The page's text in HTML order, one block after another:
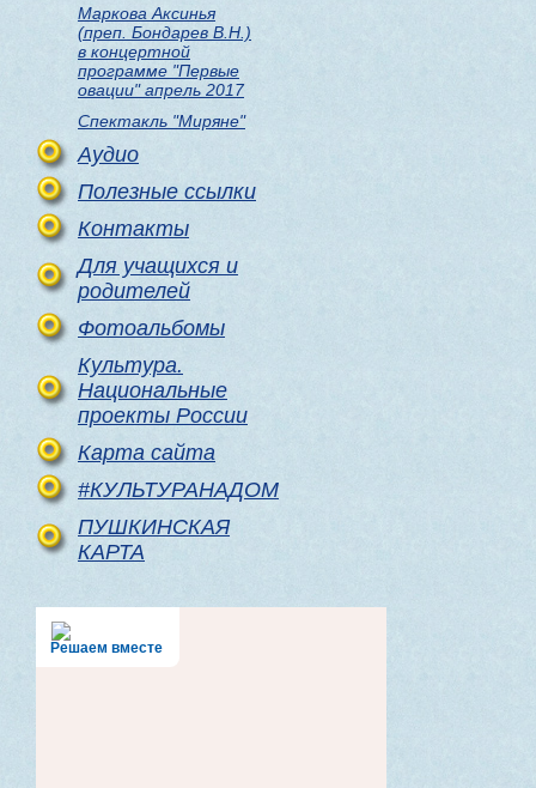
Маркова Аксинья
(преп. Бондарев В.Н.)
в концертной
программе "Первые
овации" апрель 2017
Спектакль "Миряне"
Аудио
Полезные ссылки
Контакты
Для учащихся и
родителей
Фотоальбомы
Культура.
Национальные
проекты России
Карта сайта
#КУЛЬТУРАНАДОМ
ПУШКИНСКАЯ
КАРТА
Решаем вместе